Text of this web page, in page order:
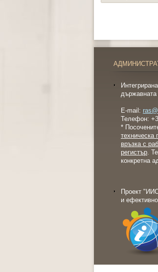
E-mail:
Телефон:
*
техническа
връзка с
регистър.
конкретна
Проект
и